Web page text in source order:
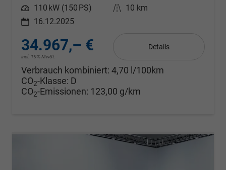
Leistung 110 kW (150 PS) Kilometerstand 10 km
16.12.2025
34.967,– €
incl. 19% MwSt.
Details
Verbrauch kombiniert: 4,70 l/100km
CO2-Klasse: D
CO2-Emissionen: 123,00 g/km